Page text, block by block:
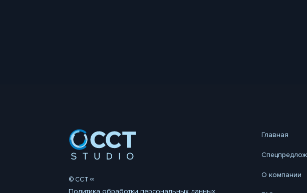
© CCT ∞
Политика обработки персональных данных
Главная
О компании